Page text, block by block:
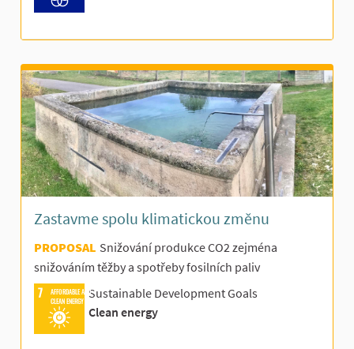
Zastavme spolu klimatickou změnu
PROPOSAL Snižování produkce CO2 zejména
snižováním těžby a spotřeby fosilních paliv
AFFORDABLE AND
CLEAN ENERGY
Sustainable Development Goals
Clean energy